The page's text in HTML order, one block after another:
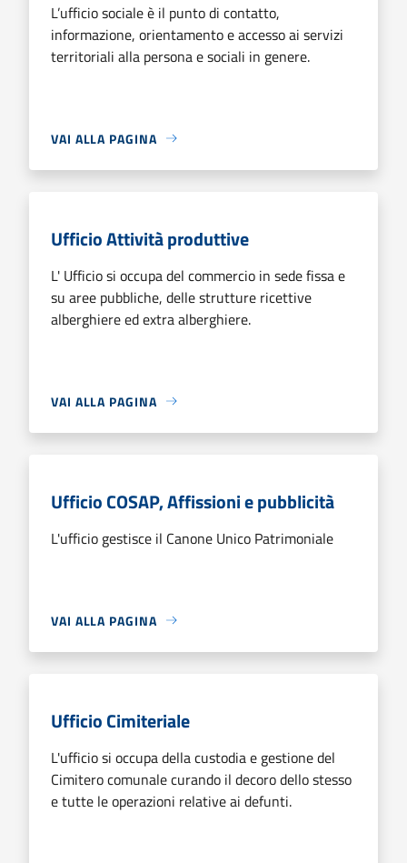
L’ufficio sociale è il punto di contatto,
informazione, orientamento e accesso ai servizi
territoriali alla persona e sociali in genere.
VAI ALLA PAGINA
Ufficio Attività produttive
L' Ufficio si occupa del commercio in sede fissa e
su aree pubbliche, delle strutture ricettive
alberghiere ed extra alberghiere.
VAI ALLA PAGINA
Ufficio COSAP, Affissioni e pubblicità
L'ufficio gestisce il Canone Unico Patrimoniale
VAI ALLA PAGINA
Ufficio Cimiteriale
L'ufficio si occupa della custodia e gestione del
Cimitero comunale curando il decoro dello stesso
e tutte le operazioni relative ai defunti.